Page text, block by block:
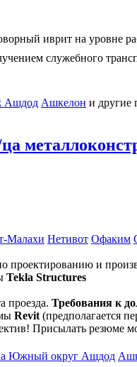
иврит на уровне
служебного
Ашдод Ашкелон и другие
Малахи Нетивот Офаким
проектированию и
Tekla Structures
проезда. Требования к
Revit (предполагается
Присылать резюме
Южный округ Ашдод